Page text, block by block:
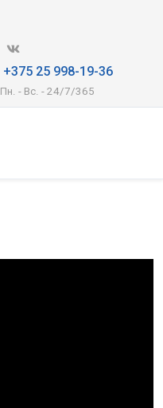
+375 25 998-19-36
Пн. - Вс. - 24/7/365